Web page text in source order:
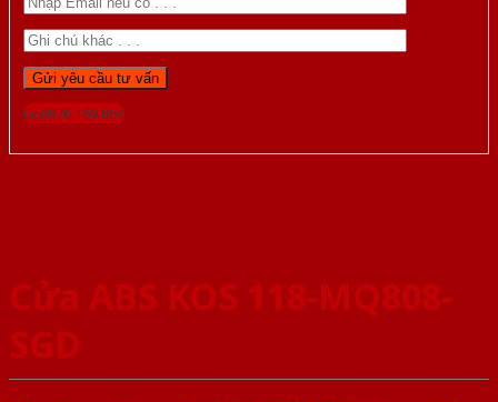
Gọi 0976.169.864
Cửa ABS KOS 118-MQ808-
SGD